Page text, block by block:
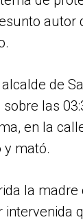
autor
de
las
en la
y mató.
la madre